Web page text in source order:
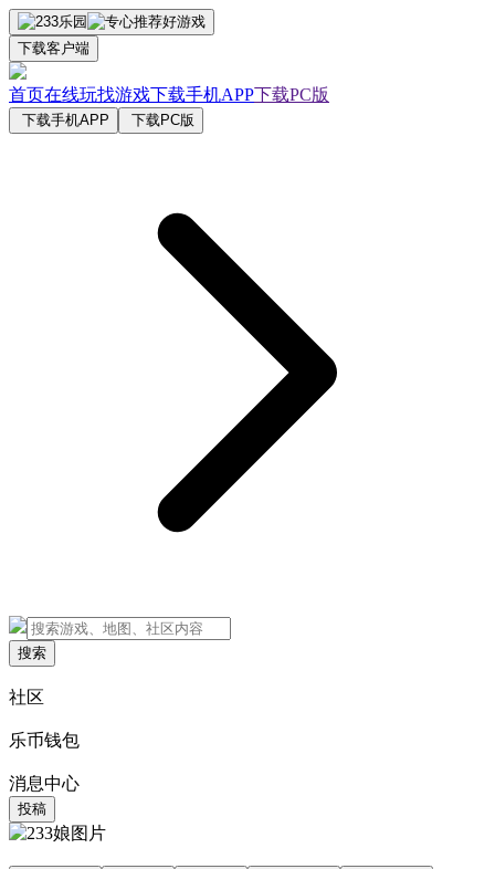
下载客户端
首页在线玩找游戏下载手机APP下载PC版
下载手机APP 下载PC版
搜索
社区
乐币钱包
消息中心
投稿